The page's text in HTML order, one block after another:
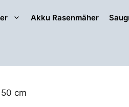
Akku Rasenmäher
cm